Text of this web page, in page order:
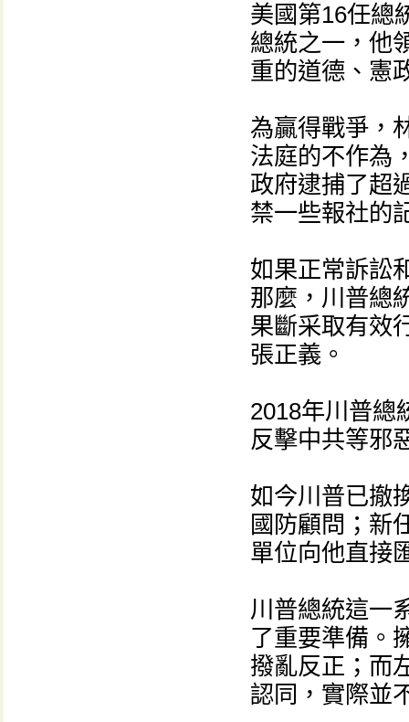
美國第16任總
總統之一，他
重的道德、憲
為贏得戰爭，
法庭的不作為
政府逮捕了超
禁一些報社的
如果正常訴訟
那麼，川普總
果斷采取有效
張正義。
2018年川普總
反擊中共等邪
如今川普已撤
國防顧問；新
單位向他直接
川普總統這一
了重要準備。
撥亂反正；而
認同，實際並